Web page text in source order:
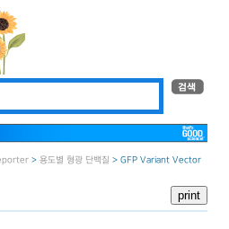
> 용도별 형광 단백질 > GFP Variant Vector